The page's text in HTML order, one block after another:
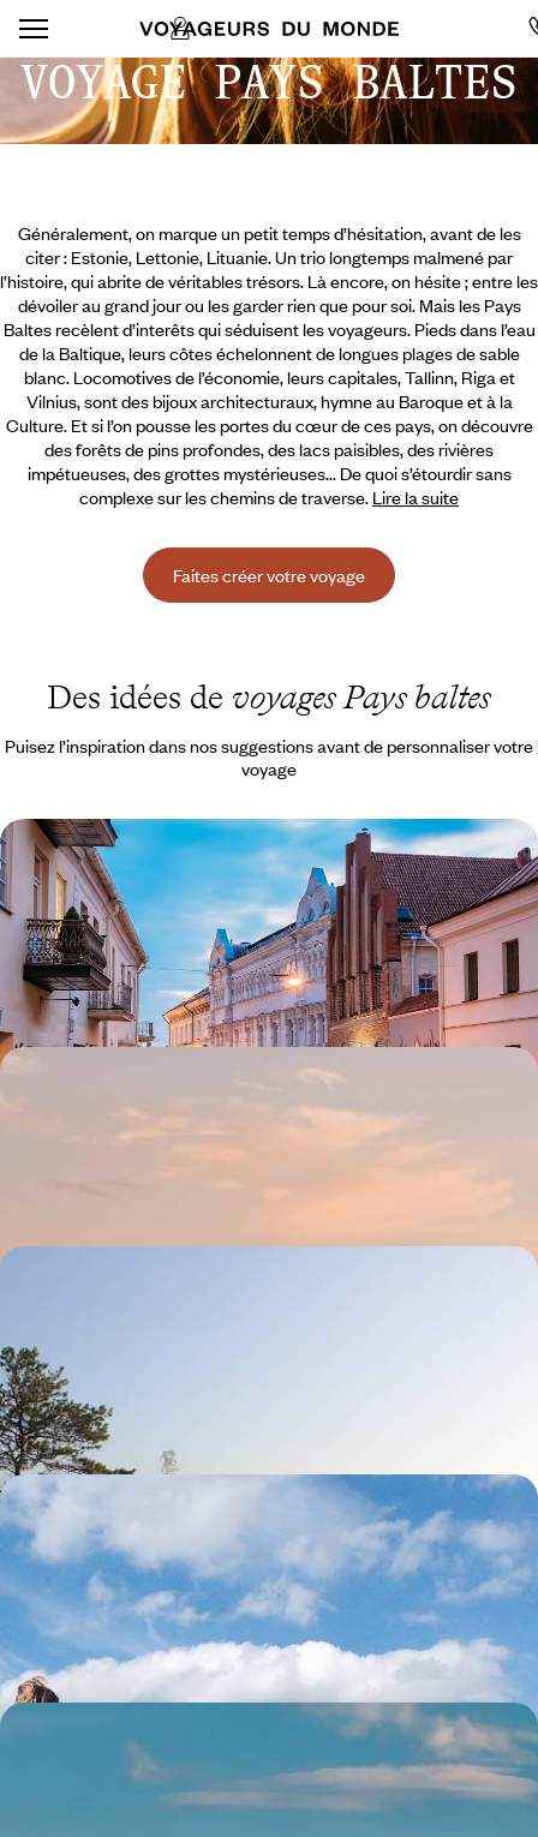
VOYAGE PAYS BALTES
Généralement, on marque un petit temps d’hésitation, avant de les
citer : Estonie, Lettonie, Lituanie. Un trio longtemps malmené par
l’histoire, qui abrite de véritables trésors. Là encore, on hésite ; entre les
dévoiler au grand jour ou les garder rien que pour soi. Mais les Pays
Baltes recèlent d’interêts qui séduisent les voyageurs. Pieds dans l’eau
de la Baltique, leurs côtes échelonnent de longues plages de sable
blanc. Locomotives de l’économie, leurs capitales, Tallinn, Riga et
Vilnius, sont des bijoux architecturaux, hymne au Baroque et à la
Culture. Et si l’on pousse les portes du cœur de ces pays,on découvre
des forêts de pins profondes, des lacs paisibles, des rivières
impétueuses, des grottes mystérieuses... De quoi s’étourdir sans
complexe sur les chemins de traverse. Lire la suite
Faites créer votre voyage
Des idées de voyages Pays baltes
Puisez l’inspiration dans nos suggestions avant de personnaliser votre
voyage
Quelques jours à Vilnius - Héritage artistique &
renouveau alternatif
Trois jours pleins dédiés aux arts et séductions de l’une des capitales
les plus stimulantes d’Europe
4 jours, de 1200 à 1500 €
Héritages et mues éclairées - Tallinn au pluriel
Kalamaja, Port Noblessner, Rotterman : des quartiers bohèmes et post-
industriels qui réécrivent le destin de Tallinn
Combiner l'esprit gothico-cool de la capitale aux paysages vivifiants du
premier parc national du pays
6 jours, de 1800 à 2300 €
Châteaux, île verte et maison dans les arbres -
L'Estonie tous ensemble
Pédaler le long de la côte, remonter le temps à Tallinn, s'initier au
sauna, rebondir sur les tourbières
9 jours, de 2000 à 3000 €
Vilnius, Riga et Tallinn - L’âme des capitales baltes
Suivre l’Unesco dans son appréciation du patrimoine de Vilnius, Riga et
Tallinn : exceptionnel !